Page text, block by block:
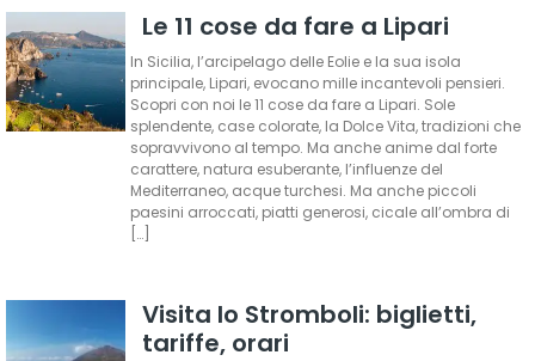
Le 11 cose da fare a Lipari
In Sicilia, l’arcipelago delle Eolie e la sua isola
principale, Lipari, evocano mille incantevoli pensieri.
Scopri con noi le 11 cose da fare a Lipari. Sole
splendente, case colorate, la Dolce Vita, tradizioni che
sopravvivono al tempo. Ma anche anime dal forte
carattere, natura esuberante, l’influenze del
Mediterraneo, acque turchesi. Ma anche piccoli
paesini arroccati, piatti generosi, cicale all’ombra di
[…]
Visita lo Stromboli: biglietti,
tariffe, orari